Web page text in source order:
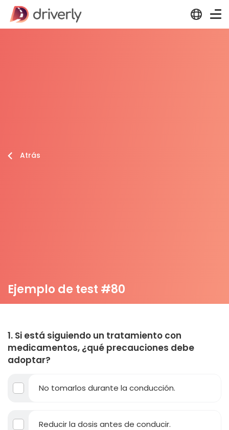
Atrás
Ejemplo de test #80
1. Si está siguiendo un tratamiento con
medicamentos, ¿qué precauciones debe
adoptar?
No tomarlos durante la conducción.
Reducir la dosis antes de conducir.